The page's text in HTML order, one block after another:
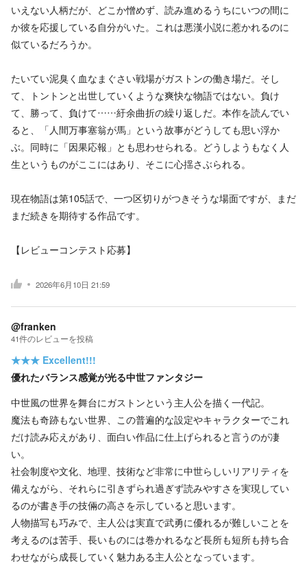
いえない人柄だが、どこか憎めず、読み進めるうちにいつの間に
か彼を応援している自分がいた。これは悪漢小説に惹かれるのに
似ているだろうか。
たいてい泥臭く血なまぐさい戦場がガストンの働き場だ。そし
て、トントンと出世していくような爽快な物語ではない。負け
て、勝って、負けて……紆余曲折の繰り返しだ。本作を読んでい
ると、「人間万事塞翁が馬」という故事がどうしても思い浮か
ぶ。同時に「因果応報」とも思わせられる。どうしようもなく人
生というものがここにはあり、そこに心揺さぶられる。
現在物語は第105話で、一つ区切りがつきそうな場面ですが、まだ
まだ続きを期待する作品です。
【レビューコンテスト応募】
2026年6月10日 21:59
@franken
41件のレビューを投稿
★★★ Excellent!!!
優れたバランス感覚が光る中世ファンタジー
中世風の世界を舞台にガストンという主人公を描く一代記。
魔法も奇跡もない世界、この普遍的な設定やキャラクターでこれ
だけ読み応えがあり、面白い作品に仕上げられると言うのが凄
い。
社会制度や文化、地理、技術など非常に中世らしいリアリティを
備えながら、それらに引きずられ過ぎず読みやすさを実現してい
るのが書き手の技倆の高さを示していると思います。
人物描写も巧みで、主人公は実直で武勇に優れるが難しいことを
考えるのは苦手、長いものには巻かれるなど長所も短所も持ち合
わせながら成長していく魅力ある主人公となっています。